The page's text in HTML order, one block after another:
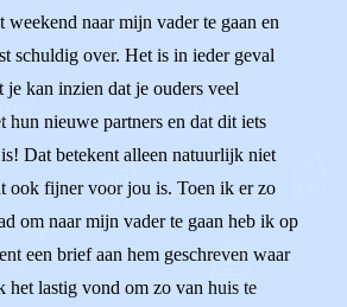
weekend naar mijn vader te gaan en
schuldig over. Het is in ieder geval
je kan inzien dat je ouders veel
hun nieuwe partners en dat dit iets
Dat betekent alleen natuurlijk niet
ook fijner voor jou is. Toen ik er zo
om naar mijn vader te gaan heb ik op
een brief aan hem geschreven waar
het lastig vond om zo van huis te